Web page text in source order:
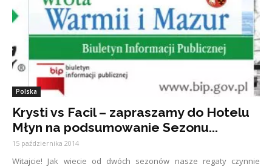
Polska
Krysti vs Facil – zapraszamy do Hotelu
Młyn na podsumowanie Sezonu...
15 października 2014
Witajcie! Jak wiecie od dwóch sezonów nasze regaty czynnie